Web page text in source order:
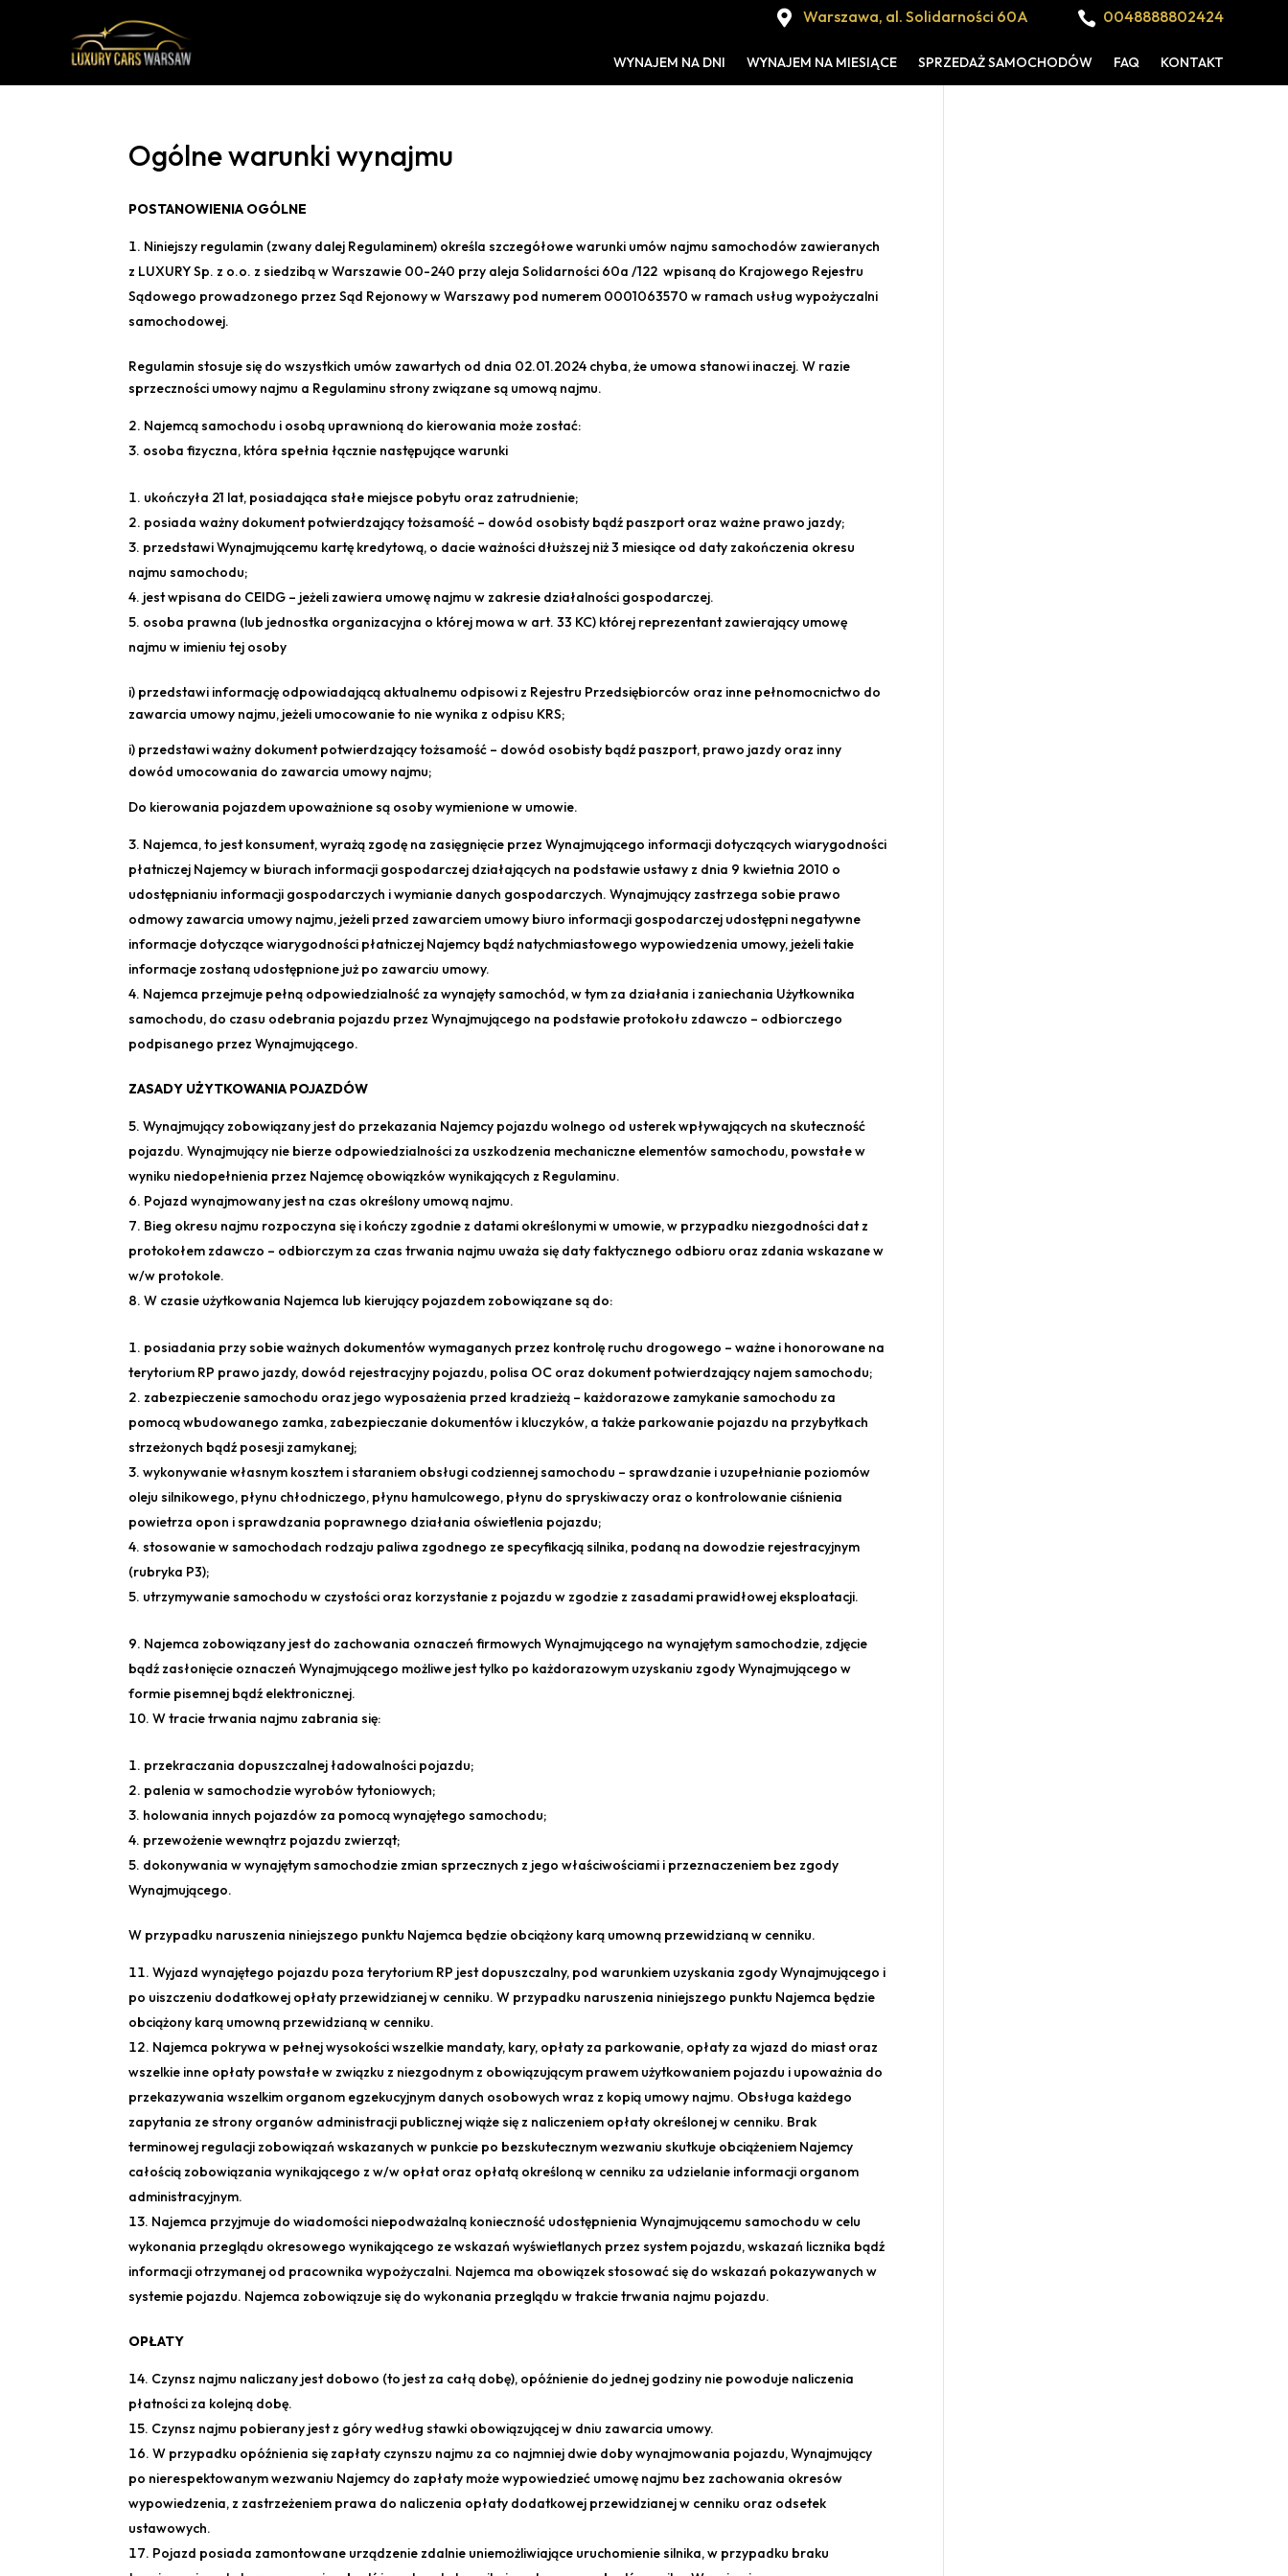
 0048888802424
 Warszawa, al. Solidarności 60A
WYNAJEM NA DNI WYNAJEM NA MIESIĄCE SPRZEDAŻ SAMOCHODÓW FAQ KONTAKT
Ogólne warunki wynajmu
POSTANOWIENIA OGÓLNE
Niniejszy regulamin (zwany dalej Regulaminem) określa szczegółowe warunki umów najmu samochodów zawieranych
z LUXURY Sp. z o.o. z siedzibą w Warszawie 00-240 przy aleja Solidarności 60a /122 wpisaną do Krajowego Rejestru
Sądowego prowadzonego przez Sąd Rejonowy w Warszawy pod numerem 0001063570 w ramach usług wypożyczalni
samochodowej.
Regulamin stosuje się do wszystkich umów zawartych od dnia 02.01.2024 chyba, że umowa stanowi inaczej. W razie
sprzeczności umowy najmu a Regulaminu strony związane są umową najmu.
Najemcą samochodu i osobą uprawnioną do kierowania może zostać:
osoba fizyczna, która spełnia łącznie następujące warunki
ukończyła 21 lat, posiadająca stałe miejsce pobytu oraz zatrudnienie;
posiada ważny dokument potwierdzający tożsamość – dowód osobisty bądź paszport oraz ważne prawo jazdy;
przedstawi Wynajmującemu kartę kredytową, o dacie ważności dłuższej niż 3 miesiące od daty zakończenia okresu
najmu samochodu;
jest wpisana do CEIDG – jeżeli zawiera umowę najmu w zakresie działalności gospodarczej.
osoba prawna (lub jednostka organizacyjna o której mowa w art. 33 KC) której reprezentant zawierający umowę
najmu w imieniu tej osoby
i) przedstawi informację odpowiadającą aktualnemu odpisowi z Rejestru Przedsiębiorców oraz inne pełnomocnictwo do
zawarcia umowy najmu, jeżeli umocowanie to nie wynika z odpisu KRS;
i) przedstawi ważny dokument potwierdzający tożsamość – dowód osobisty bądź paszport, prawo jazdy oraz inny
dowód umocowania do zawarcia umowy najmu;
Do kierowania pojazdem upoważnione są osoby wymienione w umowie.
Najemca, to jest konsument, wyrażą zgodę na zasięgnięcie przez Wynajmującego informacji dotyczących wiarygodności
płatniczej Najemcy w biurach informacji gospodarczej działających na podstawie ustawy z dnia 9 kwietnia 2010 o
udostępnianiu informacji gospodarczych i wymianie danych gospodarczych. Wynajmujący zastrzega sobie prawo
odmowy zawarcia umowy najmu, jeżeli przed zawarciem umowy biuro informacji gospodarczej udostępni negatywne
informacje dotyczące wiarygodności płatniczej Najemcy bądź natychmiastowego wypowiedzenia umowy, jeżeli takie
informacje zostaną udostępnione już po zawarciu umowy.
Najemca przejmuje pełną odpowiedzialność za wynajęty samochód, w tym za działania i zaniechania Użytkownika
samochodu, do czasu odebrania pojazdu przez Wynajmującego na podstawie protokołu zdawczo – odbiorczego
podpisanego przez Wynajmującego.
ZASADY UŻYTKOWANIA POJAZDÓW
Wynajmujący zobowiązany jest do przekazania Najemcy pojazdu wolnego od usterek wpływających na skuteczność
pojazdu. Wynajmujący nie bierze odpowiedzialności za uszkodzenia mechaniczne elementów samochodu, powstałe w
wyniku niedopełnienia przez Najemcę obowiązków wynikających z Regulaminu.
Pojazd wynajmowany jest na czas określony umową najmu.
Bieg okresu najmu rozpoczyna się i kończy zgodnie z datami określonymi w umowie, w przypadku niezgodności dat z
protokołem zdawczo – odbiorczym za czas trwania najmu uważa się daty faktycznego odbioru oraz zdania wskazane w
w/w protokole.
W czasie użytkowania Najemca lub kierujący pojazdem zobowiązane są do:
posiadania przy sobie ważnych dokumentów wymaganych przez kontrolę ruchu drogowego – ważne i honorowane na
terytorium RP prawo jazdy, dowód rejestracyjny pojazdu, polisa OC oraz dokument potwierdzający najem samochodu;
zabezpieczenie samochodu oraz jego wyposażenia przed kradzieżą – każdorazowe zamykanie samochodu za
pomocą wbudowanego zamka, zabezpieczanie dokumentów i kluczyków, a także parkowanie pojazdu na przybytkach
strzeżonych bądź posesji zamykanej;
wykonywanie własnym kosztem i staraniem obsługi codziennej samochodu – sprawdzanie i uzupełnianie poziomów
oleju silnikowego, płynu chłodniczego, płynu hamulcowego, płynu do spryskiwaczy oraz o kontrolowanie ciśnienia
powietrza opon i sprawdzania poprawnego działania oświetlenia pojazdu;
stosowanie w samochodach rodzaju paliwa zgodnego ze specyfikacją silnika, podaną na dowodzie rejestracyjnym
(rubryka P3);
utrzymywanie samochodu w czystości oraz korzystanie z pojazdu w zgodzie z zasadami prawidłowej eksploatacji.
Najemca zobowiązany jest do zachowania oznaczeń firmowych Wynajmującego na wynajętym samochodzie, zdjęcie
bądź zasłonięcie oznaczeń Wynajmującego możliwe jest tylko po każdorazowym uzyskaniu zgody Wynajmującego w
formie pisemnej bądź elektronicznej.
W tracie trwania najmu zabrania się:
przekraczania dopuszczalnej ładowalności pojazdu;
palenia w samochodzie wyrobów tytoniowych;
holowania innych pojazdów za pomocą wynajętego samochodu;
przewożenie wewnątrz pojazdu zwierząt;
dokonywania w wynajętym samochodzie zmian sprzecznych z jego właściwościami i przeznaczeniem bez zgody
Wynajmującego.
W przypadku naruszenia niniejszego punktu Najemca będzie obciążony karą umowną przewidzianą w cenniku.
Wyjazd wynajętego pojazdu poza terytorium RP jest dopuszczalny, pod warunkiem uzyskania zgody Wynajmującego i
po uiszczeniu dodatkowej opłaty przewidzianej w cenniku. W przypadku naruszenia niniejszego punktu Najemca będzie
obciążony karą umowną przewidzianą w cenniku.
Najemca pokrywa w pełnej wysokości wszelkie mandaty, kary, opłaty za parkowanie, opłaty za wjazd do miast oraz
wszelkie inne opłaty powstałe w związku z niezgodnym z obowiązującym prawem użytkowaniem pojazdu i upoważnia do
przekazywania wszelkim organom egzekucyjnym danych osobowych wraz z kopią umowy najmu. Obsługa każdego
zapytania ze strony organów administracji publicznej wiąże się z naliczeniem opłaty określonej w cenniku. Brak
terminowej regulacji zobowiązań wskazanych w punkcie po bezskutecznym wezwaniu skutkuje obciążeniem Najemcy
całością zobowiązania wynikającego z w/w opłat oraz opłatą określoną w cenniku za udzielanie informacji organom
administracyjnym.
Najemca przyjmuje do wiadomości niepodważalną konieczność udostępnienia Wynajmującemu samochodu w celu
wykonania przeglądu okresowego wynikającego ze wskazań wyświetlanych przez system pojazdu, wskazań licznika bądź
informacji otrzymanej od pracownika wypożyczalni. Najemca ma obowiązek stosować się do wskazań pokazywanych w
systemie pojazdu. Najemca zobowiązuje się do wykonania przeglądu w trakcie trwania najmu pojazdu.
OPŁATY
Czynsz najmu naliczany jest dobowo (to jest za całą dobę), opóźnienie do jednej godziny nie powoduje naliczenia
płatności za kolejną dobę.
Czynsz najmu pobierany jest z góry według stawki obowiązującej w dniu zawarcia umowy.
W przypadku opóźnienia się zapłaty czynszu najmu za co najmniej dwie doby wynajmowania pojazdu, Wynajmujący
po nierespektowanym wezwaniu Najemcy do zapłaty może wypowiedzieć umowę najmu bez zachowania okresów
wypowiedzenia, z zastrzeżeniem prawa do naliczenia opłaty dodatkowej przewidzianej w cenniku oraz odsetek
ustawowych.
Pojazd posiada zamontowane urządzenie zdalnie uniemożliwiające uruchomienie silnika, w przypadku braku